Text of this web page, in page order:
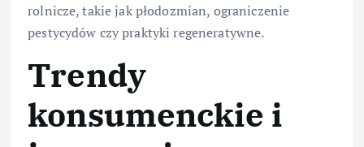
rolnicze, takie jak płodozmian, ograniczenie
pestycydów czy praktyki regeneratywne.
Trendy
konsumenckie i